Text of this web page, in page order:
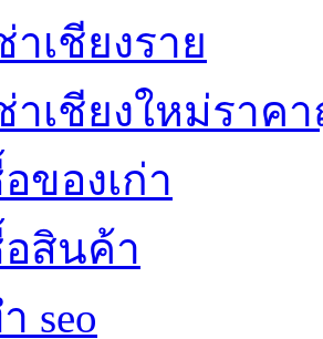
าเชียงราย
าเชียงใหม่ราค
ของเก่า
สินค้า
seo